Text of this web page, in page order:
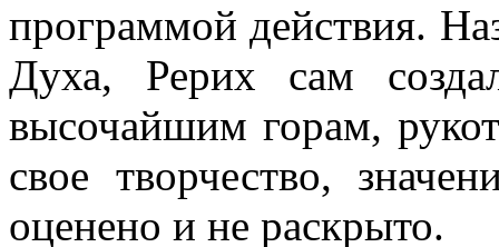
программой действия.
Духа, Рерих сам
высочайшим горам,
свое творчество,
оценено и не раскрыто.